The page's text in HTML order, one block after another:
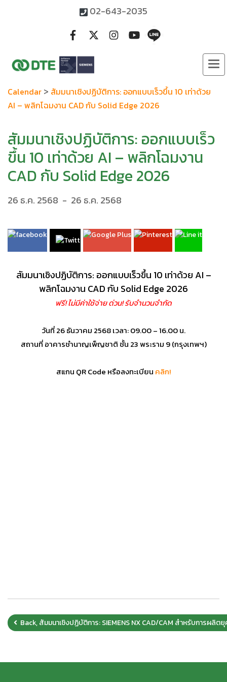
02-643-2035
Calendar > สัมมนาเชิงปฏิบัติการ: ออกแบบเร็วขึ้น 10 เท่าด้วย
AI – พลิกโฉมงาน CAD กับ Solid Edge 2026
สัมมนาเชิงปฏิบัติการ: ออกแบบเร็ว
ขึ้น 10 เท่าด้วย AI – พลิกโฉมงาน
CAD กับ Solid Edge 2026
26 ธ.ค. 2568 - 26 ธ.ค. 2568
สัมมนาเชิงปฏิบัติการ: ออกแบบเร็วขึ้น 10 เท่าด้วย AI –
พลิกโฉมงาน CAD กับ Solid Edge 2026
ฟรี! ไม่มีค่าใช้จ่าย ด่วน! รับจำนวนจำกัด
วันที่ 26 ธันวาคม 2568 เวลา: 09.00 – 16.00 น.
สถานที่ อาคารชำนาญเพ็ญชาติ ชั้น 23 พระราม 9 (กรุงเทพฯ)
สแกน QR Code หรือลงทะเบียน คลิก!
Back, สัมมนาเชิงปฏิบัติการ: SIEMENS NX CAD/CAM สำหรับการผลิต